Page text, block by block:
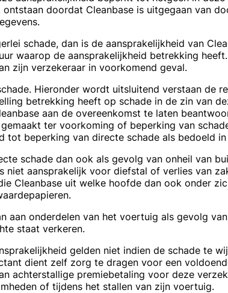
doordat Cleanbase is uitgegaan van
schade, dan is de aansprakelijkheid van
waarop de aansprakelijkheid betrekking
zijn verzekeraar in voorkomend geval.
Hieronder wordt uitsluitend verstaan de
betrekking heeft op schade in de zin van
aan de overeenkomst te laten
ter voorkoming of beperking van
beperking van directe schade als bedoeld
schade dan ook als gevolg van onheil van
niet aansprakelijk voor diefstal of verlies van
Cleanbase uit welke hoofde dan ook onder
aan onderdelen van het voertuig als gevolg
staat verkeren.
gelden niet indien de schade te
dient zelf zorg te dragen voor een
achterstallige premiebetaling voor deze
of tijdens het stallen van zijn voertuig.